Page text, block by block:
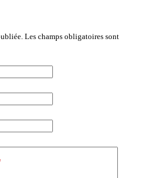
Les champs obligatoires sont